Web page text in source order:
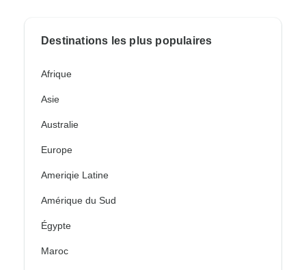
Destinations les plus populaires
Afrique
Asie
Australie
Europe
Ameriqie Latine
Amérique du Sud
Égypte
Maroc